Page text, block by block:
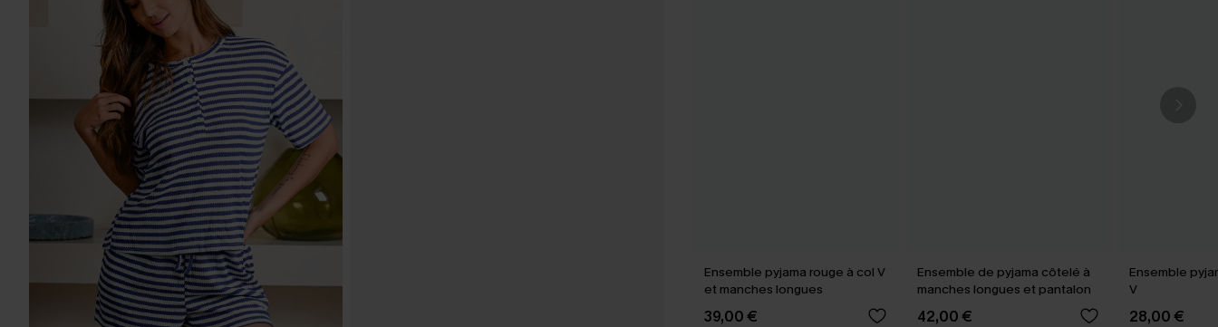
Ensemble pyjama rouge à col V
et manches longues
39,00 €
Ensemble de pyjama côtelé à
manches longues et pantalon
42,00 €
Ensemble
V
28,00 €